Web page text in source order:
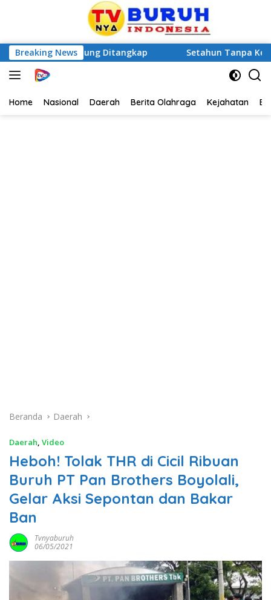
Breaking News
di Betung Ditangkap Setahun Tanpa Kepastian
Home Nasional Daerah Berita Olahraga Kejahatan
Beranda Daerah
Daerah, Video
Heboh! Tolak THR di Cicil Ribuan
Buruh PT Pan Brothers Boyolali,
Gelar Aksi Sepontan dan Bakar
Ban
Tvnyaburuh
06/05/2021